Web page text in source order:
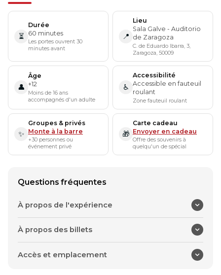
⏳
Durée
60 minutes
Les portes ouvrent 30
minutes avant
📍
Lieu
Sala Galve - Auditorio
de Zaragoza
C. de Eduardo Ibarra, 3,
Zaragoza, 50009
👤
Âge
+12
Moins de 16 ans
accompagnés d'un adulte
♿
Accessibilité
Accessible en fauteuil
roulant
Zone fauteuil roulant
✨
Groupes & privés
Monte à la barre
+30 personnes ou
événement privé
🎁
Carte cadeau
Envoyer en cadeau
Offre des souvenirs à
quelqu'un de spécial
Questions fréquentes
À propos de l'expérience
À propos des billets
Accès et emplacement